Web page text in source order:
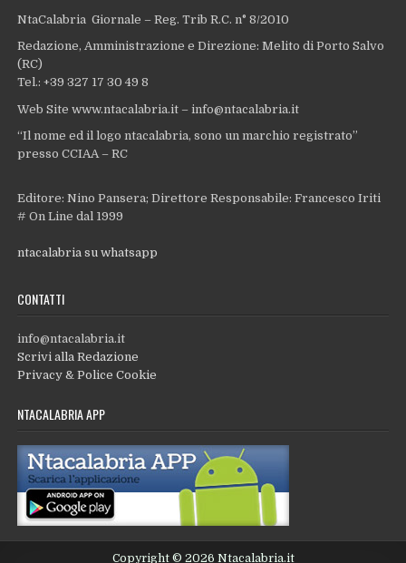
NtaCalabria Giornale – Reg. Trib R.C. n° 8/2010
Redazione, Amministrazione e Direzione: Melito di Porto Salvo
(RC)
Tel.: +39 327 17 30 49 8
Web Site www.ntacalabria.it – info@ntacalabria.it
“Il nome ed il logo ntacalabria, sono un marchio registrato”
presso CCIAA – RC
Editore: Nino Pansera; Direttore Responsabile: Francesco Iriti
# On Line dal 1999
ntacalabria su whatsapp
CONTATTI
info@ntacalabria.it
Scrivi alla Redazione
Privacy & Police Cookie
NTACALABRIA APP
Copyright © 2026 Ntacalabria.it